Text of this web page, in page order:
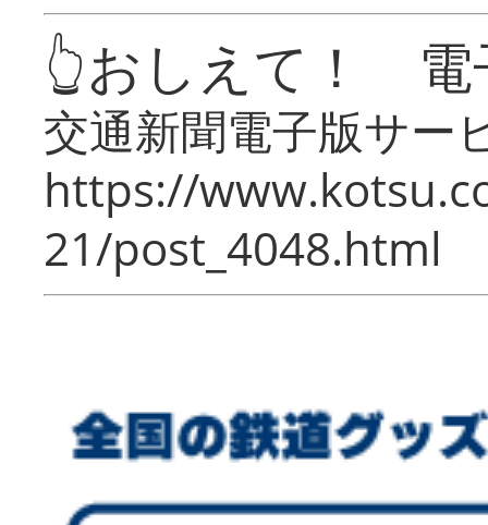
👆おしえて！ 電
交通新聞電子版サー
https://
21/post_4048.html